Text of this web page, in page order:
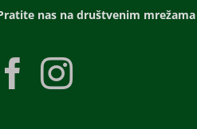
nas na društvenim mrežama